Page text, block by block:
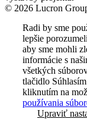
© 2026 Lucron
Radi by sme
lepšie
aby sme mohli
informácie s
všetkých
tlačidlo
kliknutím na
používania
Upraviť